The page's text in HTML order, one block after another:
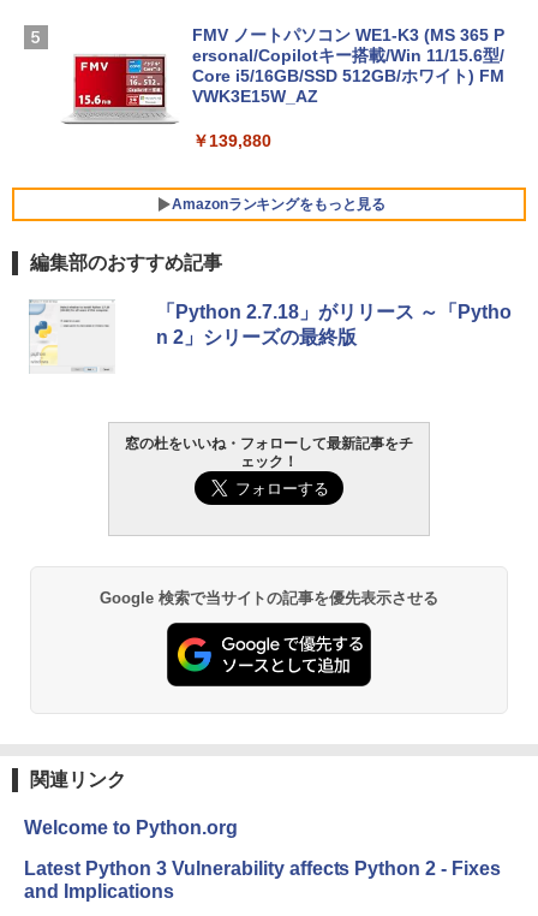
FMV ノートパソコン WE1-K3 (MS 365 P
ersonal/Copilotキー搭載/Win 11/15.6型/
Core i5/16GB/SSD 512GB/ホワイト) FM
VWK3E15W_AZ
￥139,880
Amazonランキングをもっと見る
Robloxギフトカード - 800 Robux 【限
定バーチャルアイテムを含む】 【オンラ
インゲームコード】 ロブロックス | オン
Microsoft Office Home & Business 202
4(最新 永続版)|オンラインコード版|Wind
￥39,582
Robloxギフトカード - 2,000 Robux 【限
定バーチャルアイテムを含む】 【オンラ
インゲームコード】 ロブロックス | オン
ラインコード版
定バーチャルアイテムを含む】 【オンラ
ラインコード版
生成AIパスポート公式テキスト 第４版
￥1,766
AIイラスト表現辞典: 思い通りの絵を引き
出す プロンプトの言葉 AI画像生成シリー
ズ (はぴーイラストLabo)
￥480
ClaudeCode いちばんやさしい 教科書:
非エンジニア 初心者 素人 でも安心 使い
方 マニュアル AI副業にもコンテンツ作成
にもKindle出版にも！ 非エンジニアのた
めのAIコーディング入門シリーズ
bデザイン入門講座［第2版］
￥1,292
Amazon Kindle Paperwhite (16GB) 7イ
ンチディスプレイ、色調調節ライト、12
週間持続バッテリー、広告なし、ブラッ
Amazon Kindle - 目に優しい、かさばら
ない、大きな画面で読みやすい、6週間持
書籍リーダー、ブラック、16GB、広告な
￥16,980
Kindle Paperwhite シグニチャーエディ
ション (32GB) 7インチディスプレイ、明
るさ自動調整、色調調節ライト、12週間
Amazon Kindle Colorsoft | 16GBストレ
編集部のおすすめ記事
「Python 2.7.18」がリリース ～「Pytho
n 2」シリーズの最終版
窓の杜をいいね・フォローして最新記事をチ
ェック！
Google 検索で当サイトの記事を優先表示させる
関連リンク
Welcome to Python.org
Latest Python 3 Vulnerability affects Python 2 - Fixes
and Implications